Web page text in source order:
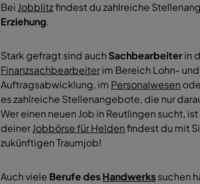
Bei Jobblitzfindest du zahlreiche
Erziehung.
Stark gefragt sind auch Sachbearbeiterin
Finanzsachbearbeiterim Bereich Lohn-
Auftragsabwicklung, im Personalwesen
es zahlreiche Stellenangebote, die nur
Wer einen neuen Job in Reutlingen sucht,
deinerJobbörse für Heldenfindest du mit
zukünftigen Traumjob!
Auch viele Berufe desHandwerkssuchen